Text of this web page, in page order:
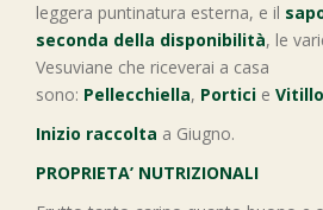
leggera puntinatura esterna, e il
seconda della disponibilità, le
Vesuviane che riceverai a casa
sono: Pellecchiella, Portici e Vitillo
Inizio raccolta a Giugno.
PROPRIETA’ NUTRIZIONALI